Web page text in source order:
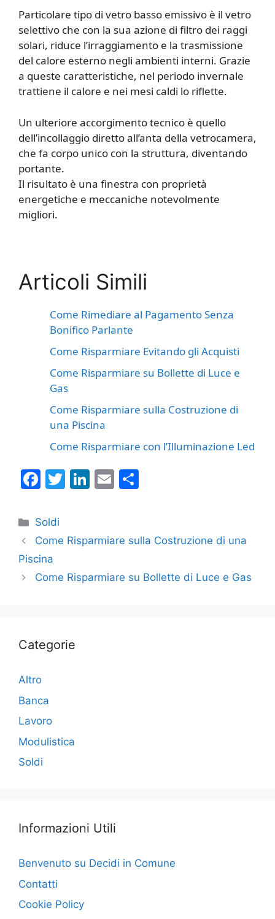
Particolare tipo di vetro basso emissivo è il vetro
selettivo che con la sua azione di filtro dei raggi
solari, riduce l’irraggiamento e la trasmissione
del calore esterno negli ambienti interni. Grazie
a queste caratteristiche, nel periodo invernale
trattiene il calore e nei mesi caldi lo riflette.
Un ulteriore accorgimento tecnico è quello
dell’incollaggio diretto all’anta della vetrocamera,
che fa corpo unico con la struttura, diventando
portante.
Il risultato è una finestra con proprietà
energetiche e meccaniche notevolmente
migliori.
Articoli Simili
Come Rimediare al Pagamento Senza
Bonifico Parlante
Come Risparmiare Evitando gli Acquisti
Come Risparmiare su Bollette di Luce e
Gas
Come Risparmiare sulla Costruzione di
una Piscina
Come Risparmiare con l’Illuminazione Led
F
c
e
b
o
T
er
Li
e
n
E
l
di
di
Categorie
Soldi
Come Risparmiare sulla Costruzione di una
Piscina
Come Risparmiare su Bollette di Luce e Gas
Categorie
Altro
Banca
Lavoro
Modulistica
Soldi
Informazioni Utili
Benvenuto su Decidi in Comune
Contatti
Cookie Policy